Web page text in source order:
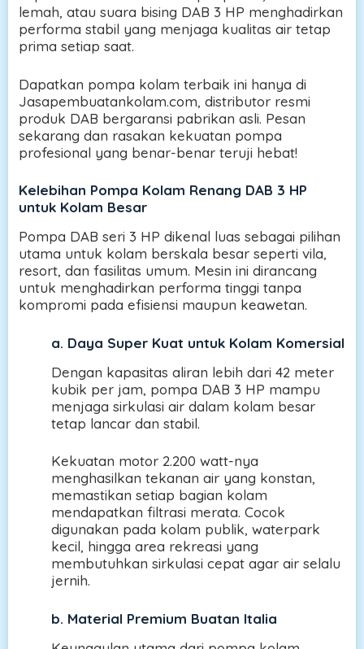
lemah, atau suara bising DAB 3 HP menghadirkan
performa stabil yang menjaga kualitas air tetap
prima setiap saat.
Dapatkan pompa kolam terbaik ini hanya di
Jasapembuatankolam.com, distributor resmi
produk DAB bergaransi pabrikan asli. Pesan
sekarang dan rasakan kekuatan pompa
profesional yang benar-benar teruji hebat!
Kelebihan Pompa Kolam Renang DAB 3 HP
untuk Kolam Besar
Pompa DAB seri 3 HP dikenal luas sebagai pilihan
utama untuk kolam berskala besar seperti vila,
resort, dan fasilitas umum. Mesin ini dirancang
untuk menghadirkan performa tinggi tanpa
kompromi pada efisiensi maupun keawetan.
a. Daya Super Kuat untuk Kolam Komersial
Dengan kapasitas aliran lebih dari 42 meter
kubik per jam, pompa DAB 3 HP mampu
menjaga sirkulasi air dalam kolam besar
tetap lancar dan stabil.
Kekuatan motor 2.200 watt-nya
menghasilkan tekanan air yang konstan,
memastikan setiap bagian kolam
mendapatkan filtrasi merata. Cocok
digunakan pada kolam publik, waterpark
kecil, hingga area rekreasi yang
membutuhkan sirkulasi cepat agar air selalu
jernih.
b. Material Premium Buatan Italia